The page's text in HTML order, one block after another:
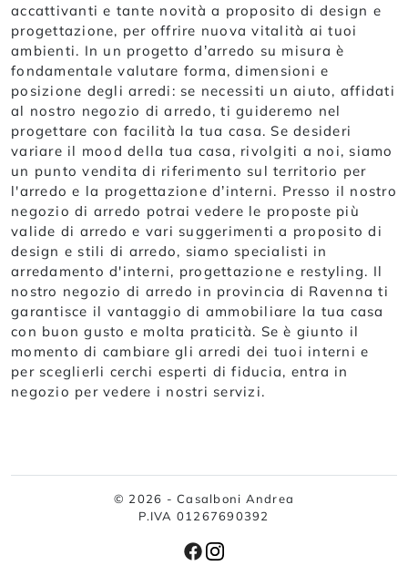
accattivanti e tante novità a proposito di design e
progettazione, per offrire nuova vitalità ai tuoi
ambienti. In un progetto d’arredo su misura è
fondamentale valutare forma, dimensioni e
posizione degli arredi: se necessiti un aiuto, affidati
al nostro negozio di arredo, ti guideremo nel
progettare con facilità la tua casa. Se desideri
variare il mood della tua casa, rivolgiti a noi, siamo
un punto vendita di riferimento sul territorio per
l'arredo e la progettazione d’interni. Presso il nostro
negozio di arredo potrai vedere le proposte più
valide di arredo e vari suggerimenti a proposito di
design e stili di arredo, siamo specialisti in
arredamento d'interni, progettazione e restyling. Il
nostro negozio di arredo in provincia di Ravenna ti
garantisce il vantaggio di ammobiliare la tua casa
con buon gusto e molta praticità. Se è giunto il
momento di cambiare gli arredi dei tuoi interni e
per sceglierli cerchi esperti di fiducia, entra in
negozio per vedere i nostri servizi.
© 2026 - Casalboni Andrea
P.IVA 01267690392